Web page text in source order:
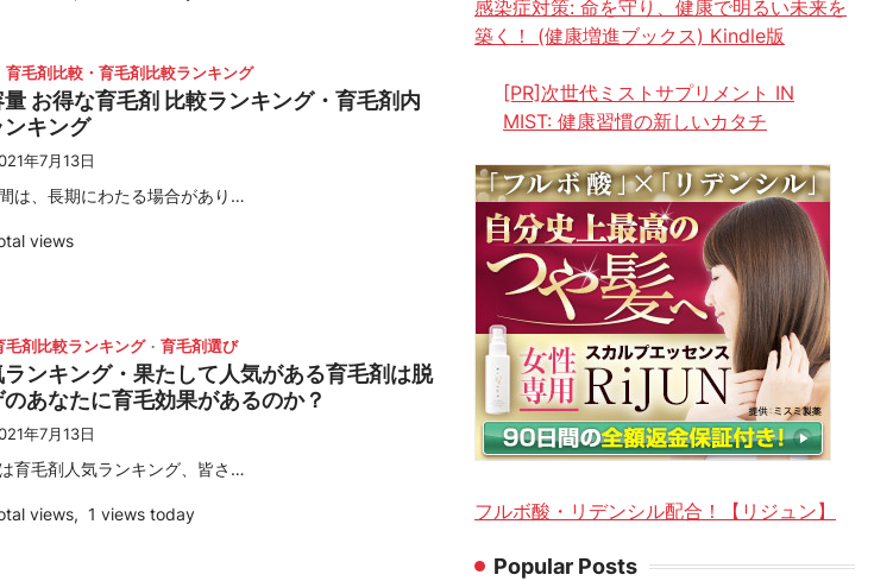
育毛剤比較・育毛剤比較ランキング
お得な育毛剤 比較ランキング・育毛剤内
キング
年7月13日
は、長期にわたる場合があり…
views
毛剤比較ランキング 育毛剤選び
ンキング・果たして人気がある育毛剤は脱
あなたに育毛効果があるのか？
年7月13日
育毛剤人気ランキング、皆さ…
views, 1 views today
感染症対策: 命を守り、健康で明るい未来を
築く！ (健康増進ブックス) Kindle版
[PR]次世代ミストサプリメント IN
MIST: 健康習慣の新しいカタチ
フルボ酸・リデンシル配合！【リジュン】
Popular Posts